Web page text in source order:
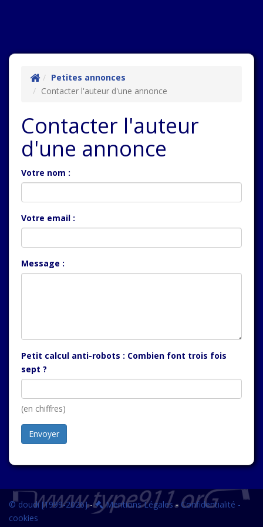
Petites annonces
Contacter l'auteur d'une annonce
Contacter l'auteur
d'une annonce
Votre nom :
Votre email :
Message :
Petit calcul anti-robots : Combien font trois fois
sept ?
(en chiffres)
© doudi [1999-2026]- Mentions Légales - Confidentialité -
cookies